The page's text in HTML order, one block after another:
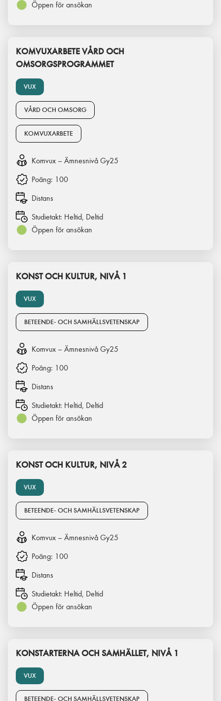
Öppen för ansökan
VUX
KOMVUXARBETE VÅRD OCH
OMSORGSPROGRAMMET
VÅRD OCH OMSORG
KOMVUXARBETE
Komvux – Ämnesnivå Gy25
Poäng: 100
Distans
Studietakt: Heltid, Deltid
Öppen för ansökan
VUX
KONST OCH KULTUR, NIVÅ 1
BETEENDE- OCH SAMHÄLLSVETENSKAP
Komvux – Ämnesnivå Gy25
Poäng: 100
Distans
Studietakt: Heltid, Deltid
Öppen för ansökan
VUX
KONST OCH KULTUR, NIVÅ 2
BETEENDE- OCH SAMHÄLLSVETENSKAP
Komvux – Ämnesnivå Gy25
Poäng: 100
Distans
Studietakt: Heltid, Deltid
Öppen för ansökan
VUX
KONSTARTERNA OCH SAMHÄLLET, NIVÅ 1
BETEENDE- OCH SAMHÄLLSVETENSKAP